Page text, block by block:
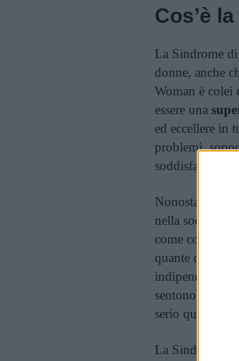
Cos’è
La Sindrome
donne, anche
Woman è colei
essere una
ed eccellere in
problemi,
soddisfazione
Nonostante le
nella società,
come
quante cose
indipendenza e
sentono il
serio quanto
La Sindrome